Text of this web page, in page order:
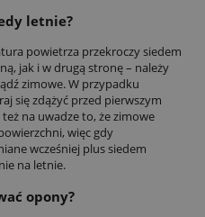
letnie?
powietrza przekroczy siedem
jak i w drugą stronę – należy
zimowe. W przypadku
się zdążyć przed pierwszym
na uwadze to, że zimowe
więc gdy
wcześniej plus siedem
na letnie.
opony?